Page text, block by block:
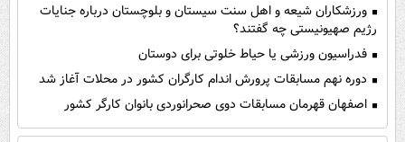
ورزشکاران شیعه و اهل سنت سیستان و بلوچستان درباره جنایات
رژیم صهیونیستی چه گفتند؟
فدراسیون ورزشی یا حیاط خلوتی برای دوستان
دوره نهم مسابقات پرورش اندام کارگران کشور در محلات آغاز شد
اصفهان قهرمان مسابقات دوی صحرانوردی بانوان کارگر کشور